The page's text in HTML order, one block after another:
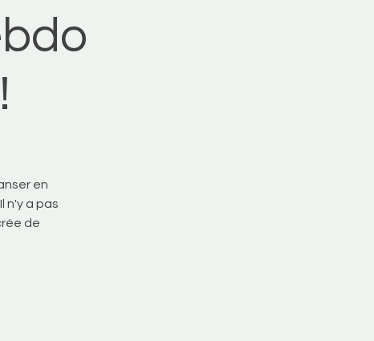
en
n'y a pas
de